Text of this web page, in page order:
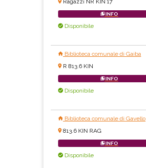
Ragazzi NR KIN 17
INFO
Disponibile
Biblioteca comunale di Gaiba
R 813.6 KIN
INFO
Disponibile
Biblioteca comunale di Gavello
813.6 KIN RAG
INFO
Disponibile